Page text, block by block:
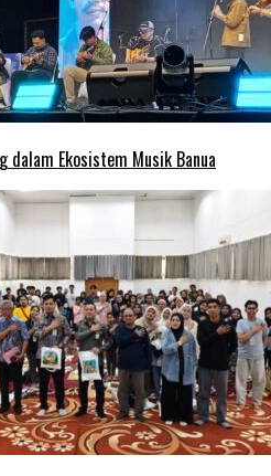
dalam Ekosistem Musik Banua